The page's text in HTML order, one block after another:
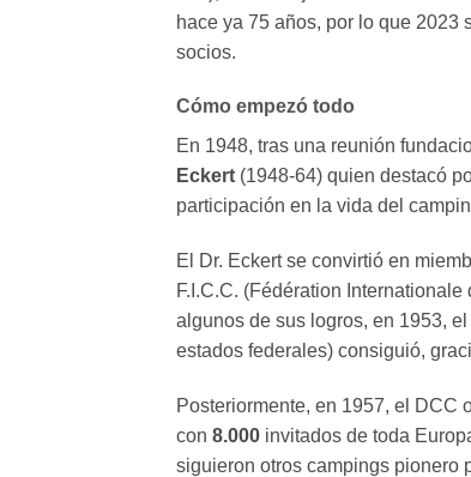
hace ya 75 años, por lo que
socios.
Cómo empezó todo
En 1948, tras una reunión
Eckert (1948-64) quien destacó
participación en la vida del
El Dr. Eckert se convirtió en
F.I.C.C. (Fédération
algunos de sus logros, en 1953,
estados federales) consiguió,
Posteriormente, en 1957, el DCC
con 8.000 invitados de toda
siguieron otros campings pionero